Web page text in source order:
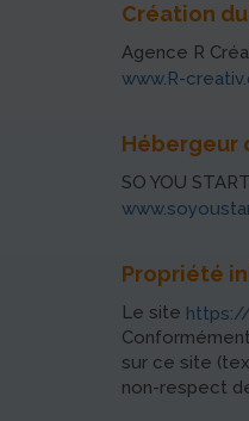
Création
Agence R
www.R-
Hébergeur
SO YOU
Propriété
Le site https://
sur ce site
non-respect